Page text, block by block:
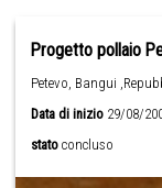
Progetto pollaio
Petevo, Bangui
Data di inizio 29/08/
stato concluso